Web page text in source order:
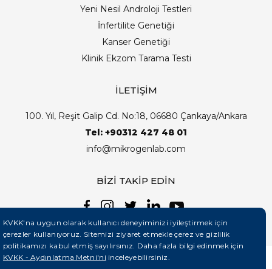
Yeni Nesil Androloji Testleri
İnfertilite Genetiği
Kanser Genetiği
Klinik Ekzom Tarama Testi
İLETİŞİM
100. Yıl, Reşit Galip Cd. No:18, 06680 Çankaya/Ankara
Tel: +90312 427 48 01
info@mikrogenlab.com
BİZİ TAKİP EDİN
KVKK'na uygun olarak kullanıcı deneyiminizi iyileştirmek için
çerezler kullanıyoruz. Sitemizi ziyaret etmekle çerez ve gizlilik
politikamızı kabul etmiş sayılırsınız. Daha fazla bilgi edinmek için
KVKK - Aydınlatma Metni'ni inceleyebilirsiniz.